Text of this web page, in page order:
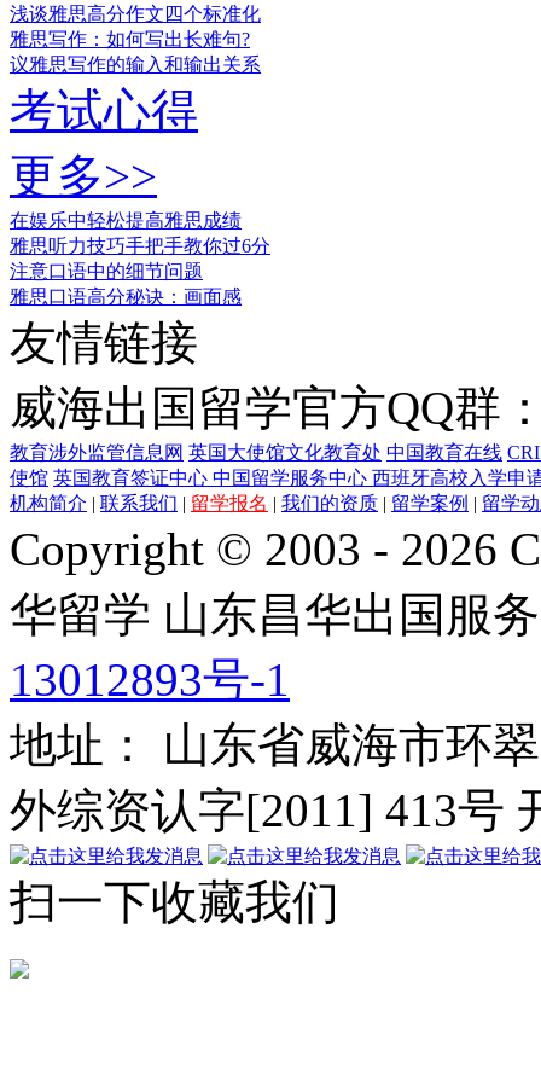
浅谈雅思高分作文四个标准化
雅思写作：如何写出长难句?
议雅思写作的输入和输出关系
考试心得
更多>>
在娱乐中轻松提高雅思成绩
雅思听力技巧手把手教你过6分
注意口语中的细节问题
雅思口语高分秘诀：画面感
友情链接
威海出国留学官方QQ群
教育涉外监管信息网 英国大使馆文化教育处 中国教育在线
使馆 英国教育签证中心 中国留学服务中心 西班牙高校入学申
机构简介 | 联系我们 | 留学报名 | 我们的资质 | 留学案例 | 留学
Copyright © 2003 - 2026
华留学 山东昌华出国服
13012893号-1
地址： 山东省威海市环
外综资认字[2011] 413号
扫一下收藏我们